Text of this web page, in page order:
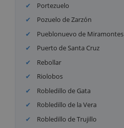
Portezuelo
Pozuelo de Zarzón
Pueblonuevo de Miramontes
Puerto de Santa Cruz
Rebollar
Riolobos
Robledillo de Gata
Robledillo de la Vera
Robledillo de Trujillo